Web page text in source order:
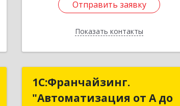
Отправить заявку
Показать контакты
Отправить заявку
Назад
1С:Франчайзинг.
"Автоматизация от А до
1С:Франчайзинг.
"Автоматизация от А до